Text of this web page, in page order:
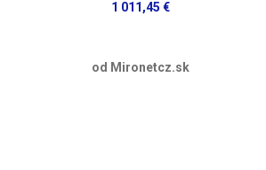
1 011,45 €
od Mironetcz.sk